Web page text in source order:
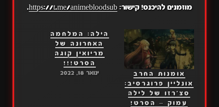
מוזמנים להיכנס! קישור: https://t.me/animebloodsub
.
אומנות החרב
אונליין פרוגרסיב:
סצ'רזו של לילה
עמוק – הסרט!
הילה: המלחמה
האחרונה של
מריואין קוגה
הסרט!!!
ינואר 18, 2022